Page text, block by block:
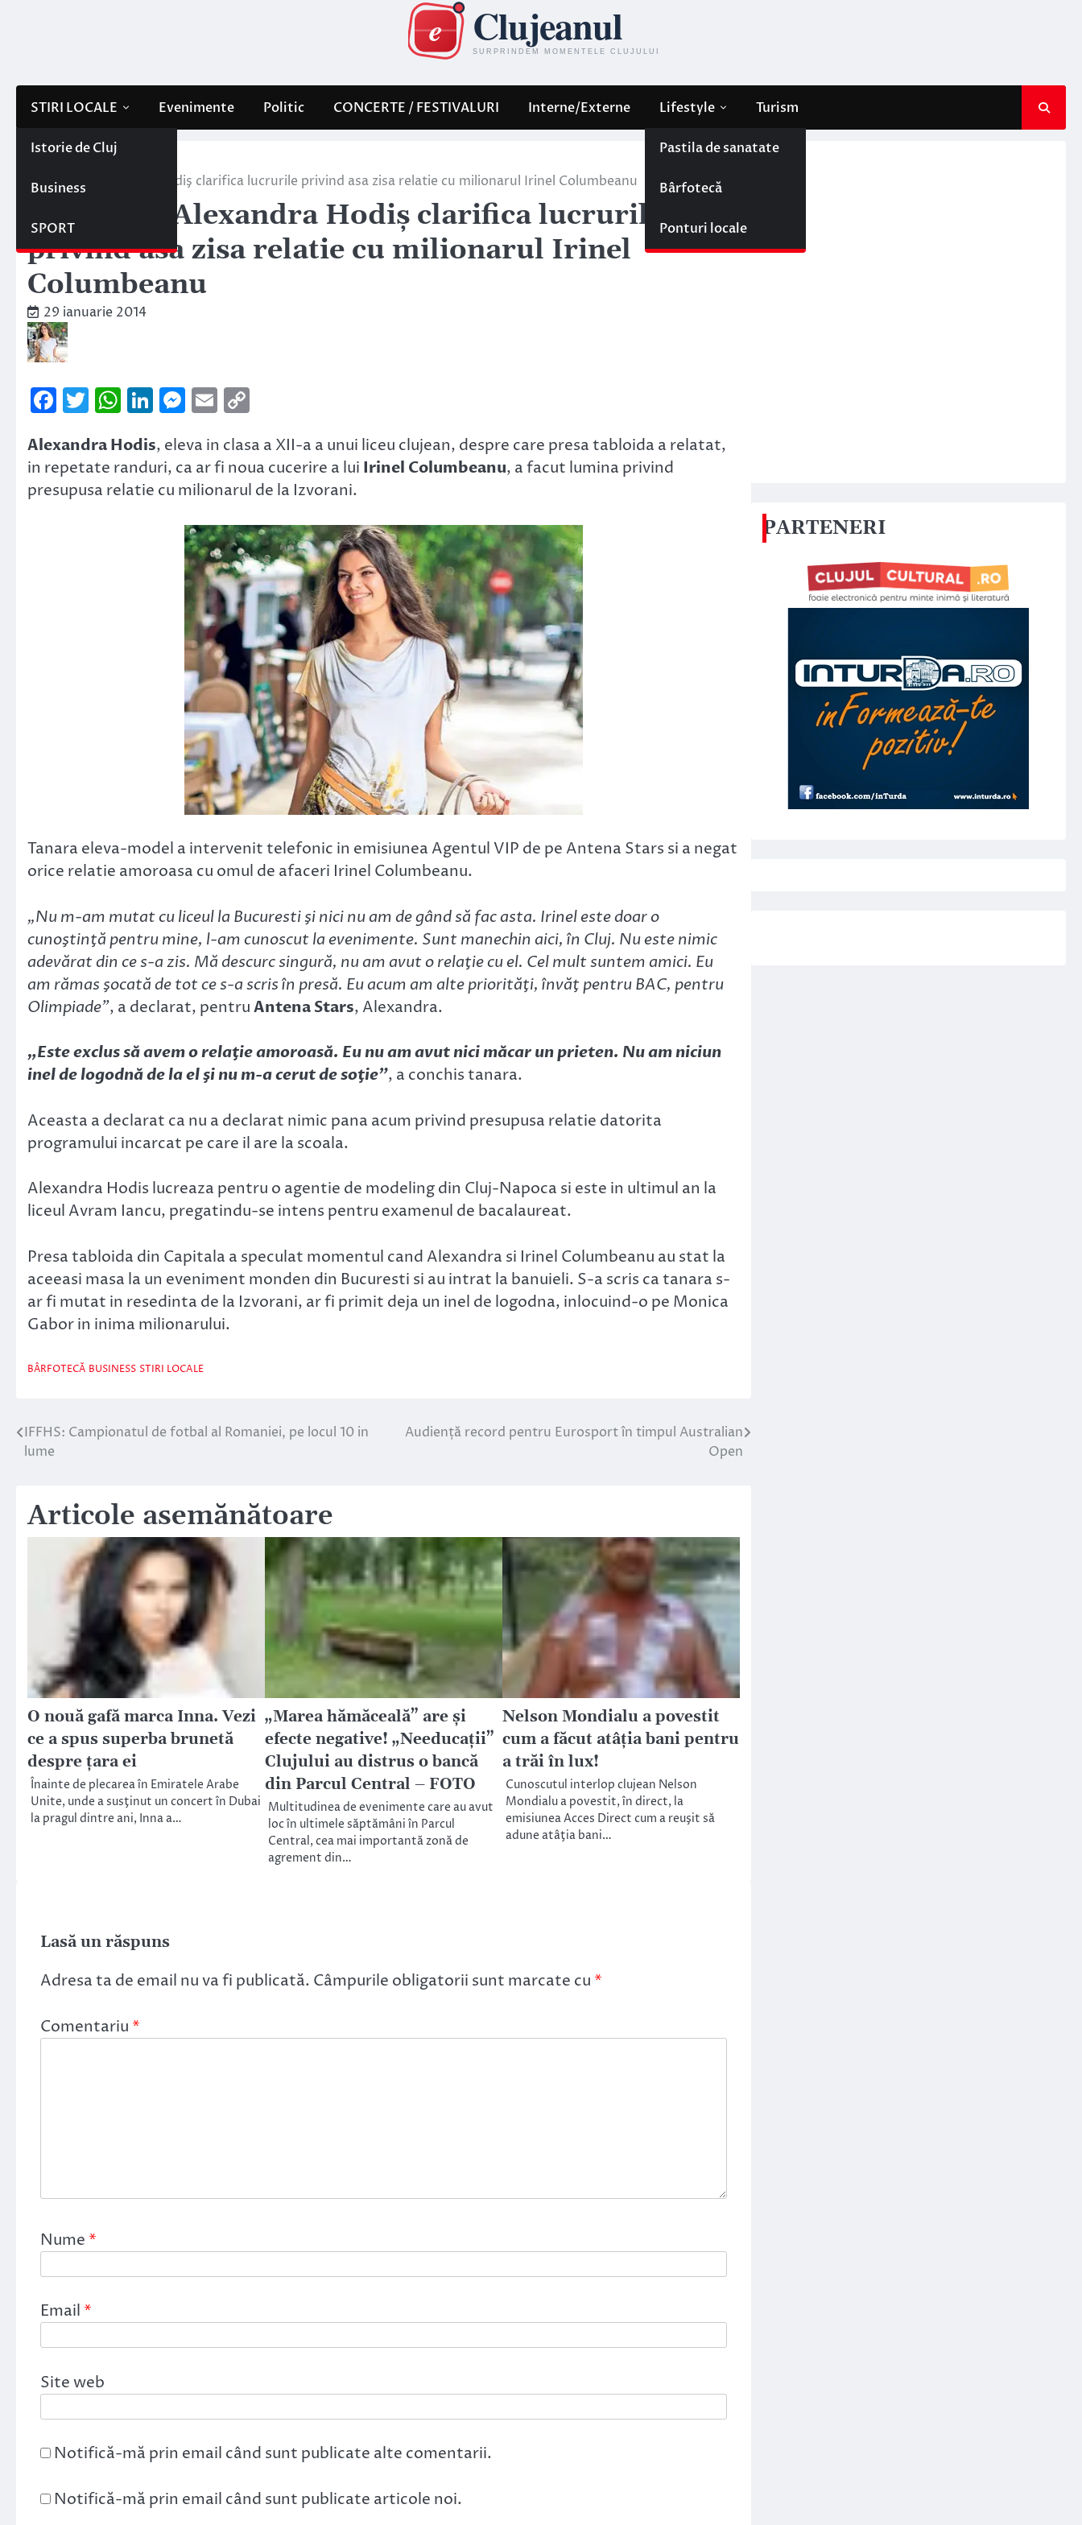
STIRI LOCALE
Istorie de Cluj
Business
SPORT
Evenimente Politic CONCERTE / FESTIVALURI Interne/Externe Lifestyle
Pastila de sanatate
Bârfotecă
Ponturi locale
Turism
Stiri locale
Clujeanca Alexandra Hodiş clarifica lucrurile privind asa zisa relatie cu milionarul Irinel Columbeanu
Clujeanca Alexandra Hodiş clarifica lucrurile
privind asa zisa relatie cu milionarul Irinel
Columbeanu
29 ianuarie 2014
Facebook
Twitter
WhatsApp
LinkedIn
Messenger
Email
Alexandra Hodis, eleva in clasa a XII-a a unui liceu clujean, despre care presa tabloida a relatat,
in repetate randuri, ca ar fi noua cucerire a lui Irinel Columbeanu, a facut lumina privind
presupusa relatie cu milionarul de la Izvorani.
Tanara eleva-model a intervenit telefonic in emisiunea Agentul VIP de pe Antena Stars si a negat
orice relatie amoroasa cu omul de afaceri Irinel Columbeanu.
„Nu m-am mutat cu liceul la Bucuresti şi nici nu am de gând să fac asta. Irinel este doar o
cunoştinţă pentru mine, l-am cunoscut la evenimente. Sunt manechin aici, în Cluj. Nu este nimic
adevărat din ce s-a zis. Mă descurc singură, nu am avut o relaţie cu el. Cel mult suntem amici. Eu
am rămas şocată de tot ce s-a scris în presă. Eu acum am alte priorităţi, învăţ pentru BAC, pentru
Olimpiade”, a declarat, pentruAntena Stars, Alexandra.
„Este exclus să avem o relaţie amoroasă. Eu nu am avut nici măcar un prieten. Nu am niciun
inel de logodnă de la el şi nu m-a cerut de soţie”, a conchis tanara.
Aceasta a declarat ca nu a declarat nimic pana acum privind presupusa relatie datorita
programului incarcat pe care il are la scoala.
Alexandra Hodis lucreaza pentru o agentie de modeling din Cluj-Napoca si este in ultimul an la
liceul Avram Iancu, pregatindu-se intens pentru examenul de bacalaureat.
Presa tabloida din Capitala a speculat momentul cand Alexandra si Irinel Columbeanu au stat la
aceeasi masa la un eveniment monden din Bucuresti si au intrat la banuieli. S-a scris ca tanara s-
ar fi mutat in resedinta de la Izvorani, ar fi primit deja un inel de logodna, inlocuind-o pe Monica
Gabor in inima milionarului.
BÂRFOTECĂ BUSINESS STIRI LOCALE
Navigare
IFFHS: Campionatul de fotbal al Romaniei, pe locul 10 in
lume
Audiență record pentru Eurosport în timpul Australian
Open
Articole asemănătoare
O nouă gafă marca Inna. Vezi
ce a spus superba brunetă
despre ţara ei
Înainte de plecarea în Emiratele Arabe
Unite, unde a susţinut un concert în Dubai
la pragul dintre ani, Inna a…
„Marea hămăceală” are și
efecte negative! „Needucații”
Clujului au distrus o bancă
din Parcul Central – FOTO
Multitudinea de evenimente care au avut
loc în ultimele săptămâni în Parcul
Central, cea mai importantă zonă de
agrement din…
Nelson Mondialu a povestit
cum a făcut atâţia bani pentru
a trăi în lux!
Cunoscutul interlop clujean Nelson
Mondialu a povestit, în direct, la
emisiunea Acces Direct cum a reuşit să
adune atâţia bani…
Lasă un răspuns
Adresa ta de email nu va fi publicată. Câmpurile obligatorii sunt marcate cu *
Comentariu *
Nume *
Email *
Site web
Notifică-mă prin email când sunt publicate alte comentarii.
Notifică-mă prin email când sunt publicate articole noi.
PARTENERI